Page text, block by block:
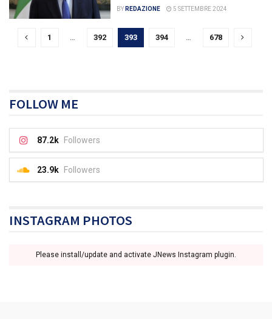
BY REDAZIONE 5 SETTEMBRE 2024
1 392 393 394 678
FOLLOW ME
87.2k Followers
23.9k Followers
INSTAGRAM PHOTOS
Please install/update and activate JNews Instagram plugin.